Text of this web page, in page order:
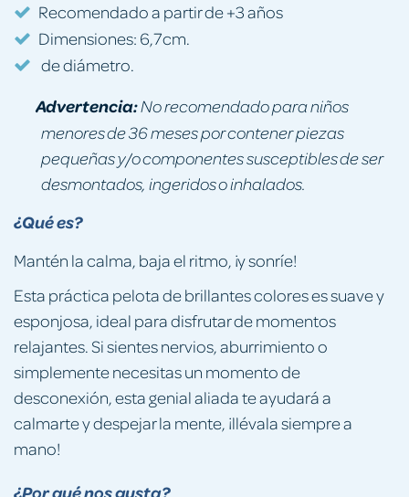
¿Qué es?
Mantén la calma, baja el ritmo, ¡y sonríe!
Esta práctica pelota de brillantes colores es suave y
esponjosa, ideal para disfrutar de momentos
relajantes. Si sientes nervios, aburrimiento o
simplemente necesitas un momento de
desconexión, esta genial aliada te ayudará a
calmarte y despejar la mente, ¡llévala siempre a
mano!
¿Por qué nos gusta?
Recomendado a partir de +3 años
Dimensiones: 6,7cm.
de diámetro.
Advertencia:No recomendado para niños
menores de 36 meses por contener piezas
pequeñas y/o componentes susceptibles de ser
desmontados, ingeridos o inhalados.